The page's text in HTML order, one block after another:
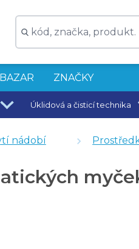
BAZAR ZNAČKY
Úklidová a čisticí technika
kg
myček nádobí s krátkým
nádobí